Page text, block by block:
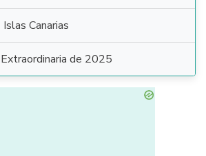
Islas Canarias
Extraordinaria de 2025